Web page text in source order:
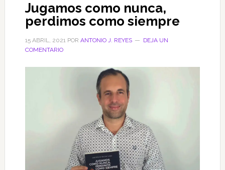
Jugamos como nunca,
perdimos como siempre
15 ABRIL, 2021POR ANTONIO J. REYES
DEJA UN
COMENTARIO